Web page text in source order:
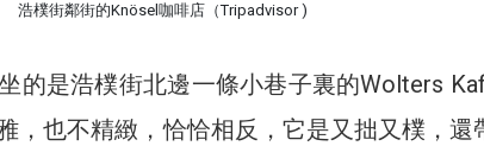
浩樸街鄰街的Knösel咖啡店（Tripadvisor )
的是浩樸街北邊一條小巷子裏的Wolters
，也不精緻，恰恰相反，它是又拙又樸，還